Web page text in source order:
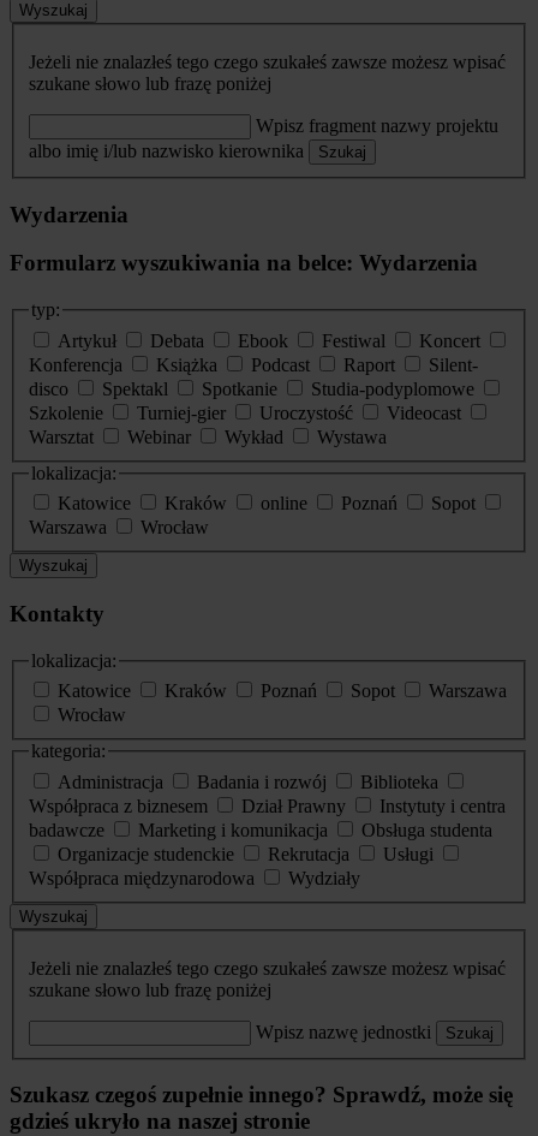
Wyszukaj
Jeżeli nie znalazłeś tego czego szukałeś zawsze możesz wpisać
szukane słowo lub frazę poniżej
Wpisz fragment nazwy projektu
albo imię i/lub nazwisko kierownika
Szukaj
Wydarzenia
Formularz wyszukiwania na belce: Wydarzenia
typ:
Artykuł
Debata Ebook Festiwal
Koncert
Konferencja
Książka Podcast Raport
Silent-
disco
Spektakl Spotkanie
Studia-podyplomowe
Szkolenie
Turniej-gier Uroczystość
Videocast
Warsztat
Webinar Wykład
Wystawa
lokalizacja:
Katowice
Kraków online Poznań
Sopot
Warszawa
Wrocław
Wyszukaj
Kontakty
lokalizacja:
Katowice
Kraków Poznań Sopot
Warszawa
Wrocław
kategoria:
Administracja
Badania i rozwój
Biblioteka
Współpraca z biznesem
Dział Prawny
Instytuty i centra
badawcze
Marketing i komunikacja
Obsługa studenta
Organizacje studenckie
Rekrutacja
Usługi
Współpraca międzynarodowa
Wydziały
Wyszukaj
Jeżeli nie znalazłeś tego czego szukałeś zawsze możesz wpisać
szukane słowo lub frazę poniżej
Wpisz nazwę jednostki Szukaj
Szukasz czegoś zupełnie innego? Sprawdź, może się
gdzieś ukryło na naszej stronie